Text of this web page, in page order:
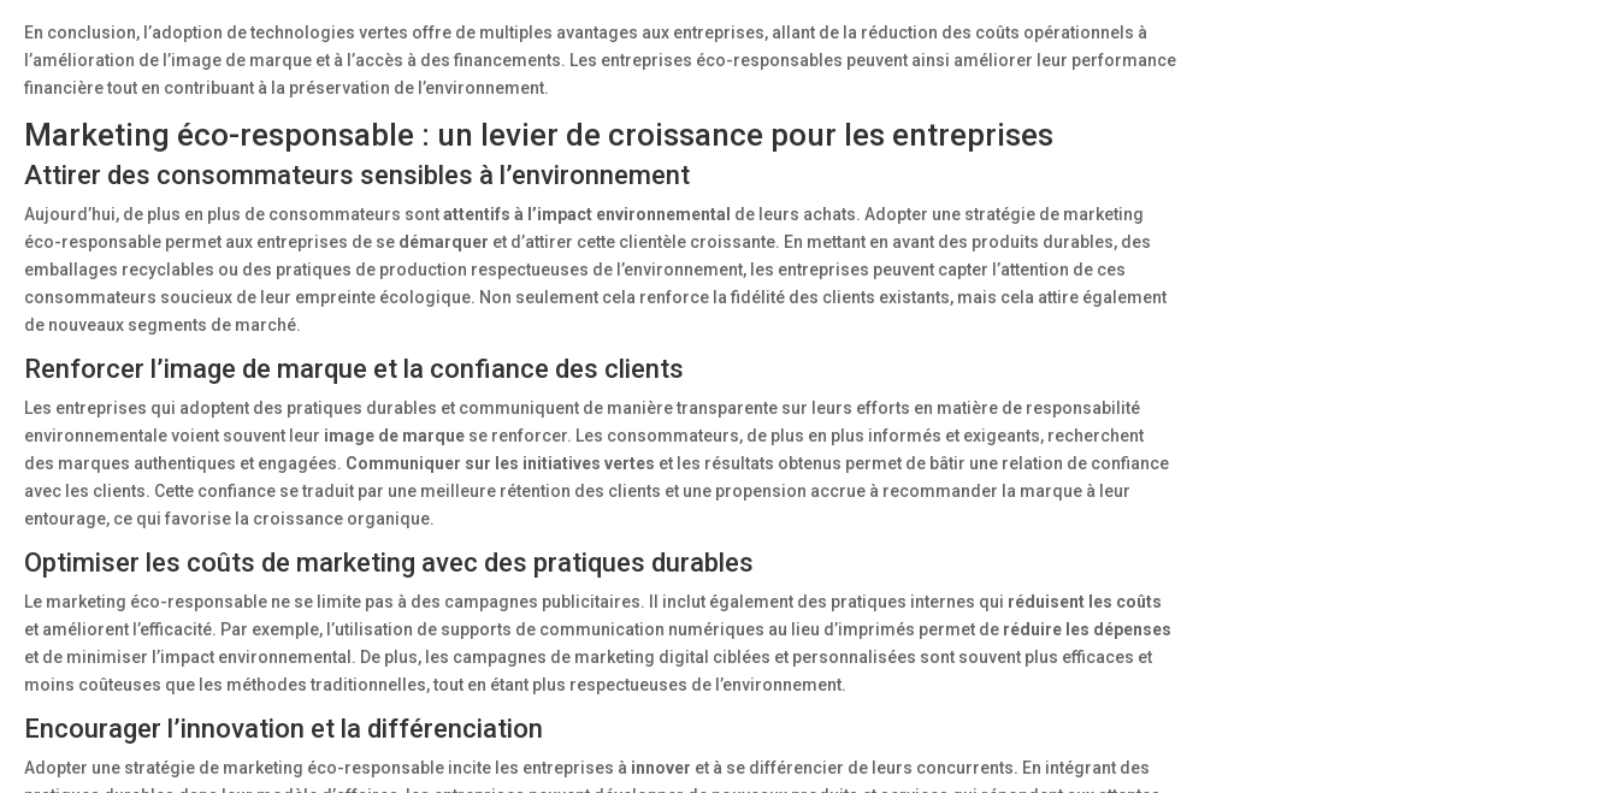
En conclusion, l’adoption de technologies vertes offre de multiples avantages aux entreprises, allant de la réduction des coûts opérationnels à
l’amélioration de l’image de marque et à l’accès à des financements. Les entreprises éco-responsables peuvent ainsi améliorer leur performance
financière tout en contribuant à la préservation de l’environnement.
Marketing éco-responsable : un levier de croissance pour les entreprises
Attirer des consommateurs sensibles à l’environnement
Aujourd’hui, de plus en plus de consommateurs sontattentifs à l’impact environnemental de leurs achats. Adopter une stratégie de marketing
éco-responsable permet aux entreprises de se démarquer et d’attirer cette clientèle croissante. En mettant en avant des produits durables, des
emballages recyclables ou des pratiques de production respectueuses de l’environnement, les entreprises peuvent capter l’attention de ces
consommateurs soucieux de leur empreinte écologique. Non seulement cela renforce la fidélité des clients existants, mais cela attire également
de nouveaux segments de marché.
Renforcer l’image de marque et la confiance des clients
Les entreprises qui adoptent des pratiques durables et communiquent de manière transparente sur leurs efforts en matière de responsabilité
environnementale voient souvent leur image de marque se renforcer. Les consommateurs, de plus en plus informés et exigeants, recherchent
des marques authentiques et engagées. Communiquer sur les initiatives vertes et les résultats obtenus permet de bâtir une relation de confiance
avec les clients. Cette confiance se traduit par une meilleure rétention des clients et une propension accrue à recommander la marque à leur
entourage, ce qui favorise la croissance organique.
Optimiser les coûts de marketing avec des pratiques durables
Le marketing éco-responsable ne se limite pas à des campagnes publicitaires. Il inclut également des pratiques internes qui réduisent les coûts
et améliorent l’efficacité. Par exemple, l’utilisation de supports de communication numériques au lieu d’imprimés permet de réduire les dépenses
et de minimiser l’impact environnemental. De plus, les campagnes de marketing digital ciblées et personnalisées sont souvent plus efficaces et
moins coûteuses que les méthodes traditionnelles, tout en étant plus respectueuses de l’environnement.
Encourager l’innovation et la différenciation
Adopter une stratégie de marketing éco-responsable incite les entreprises à innover et à se différencier de leurs concurrents. En intégrant des